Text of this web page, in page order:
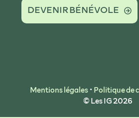
DEVENIR BÉNÉVOLE
Mentions légales• Politique de
© Les IG 2026